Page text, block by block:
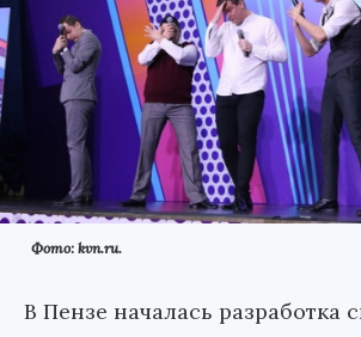
Фото: kvn.ru.
В Пензе началась разработка